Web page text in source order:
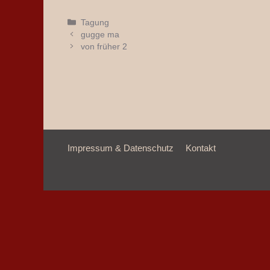
Kategorien
Tagung
gugge ma
von früher 2
Impressum & Datenschutz
Kontakt